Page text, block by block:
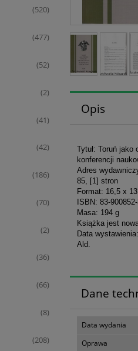
(520)
(477)
(52)
(2)
(41)
(42)
(186)
(70)
(2)
(36)
(66)
(8)
(208)
Opis
Tytuł: Toruń jako
konferencji
Adres
85, [1] stron
Format: 16,5 x
ISBN: 83-
Masa: 194 g
Książka jest
Data
Ald.
Dane
Data wydania
Oprawa